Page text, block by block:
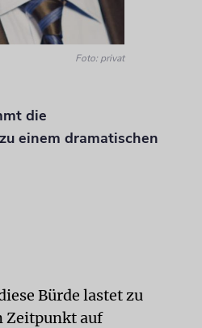
Foto: privat
die
einem dramatischen
Bürde lastet zu
Zeitpunkt auf